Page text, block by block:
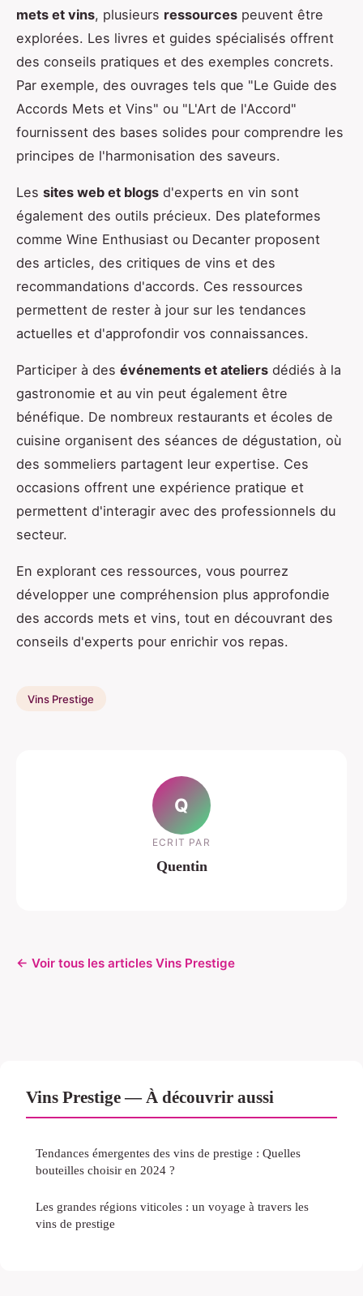
mets et vins, plusieurs ressources peuvent être
explorées. Les livres et guides spécialisés offrent
des conseils pratiques et des exemples concrets.
Par exemple, des ouvrages tels que "Le Guide des
Accords Mets et Vins" ou "L'Art de l'Accord"
fournissent des bases solides pour comprendre les
principes de l'harmonisation des saveurs.
Les sites web et blogs d'experts en vin sont
également des outils précieux. Des plateformes
comme Wine Enthusiast ou Decanter proposent
des articles, des critiques de vins et des
recommandations d'accords. Ces ressources
permettent de rester à jour sur les tendances
actuelles et d'approfondir vos connaissances.
Participer à des événements et ateliers dédiés à la
gastronomie et au vin peut également être
bénéfique. De nombreux restaurants et écoles de
cuisine organisent des séances de dégustation, où
des sommeliers partagent leur expertise. Ces
occasions offrent une expérience pratique et
permettent d'interagir avec des professionnels du
secteur.
En explorant ces ressources, vous pourrez
développer une compréhension plus approfondie
des accords mets et vins, tout en découvrant des
conseils d'experts pour enrichir vos repas.
Vins Prestige
Q
ECRIT PAR
Quentin
← Voir tous les articles Vins Prestige
Vins Prestige — À découvrir aussi
Tendances émergentes des vins de prestige : Quelles
bouteilles choisir en 2024 ?
Les grandes régions viticoles : un voyage à travers les
vins de prestige